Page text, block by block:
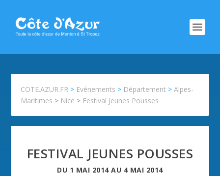
COTE.AZUR.FR > Evénements > Département >Alpes-
Maritimes > Nice > Festival Jeunes Pousses
FESTIVAL JEUNES POUSSES
DU 1 MAI 2014AU 4 MAI 2014